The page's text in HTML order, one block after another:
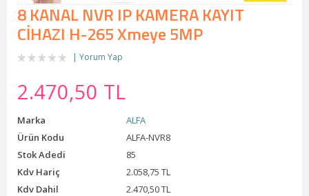
8 KANAL NVR IP KAMERA KAYIT
CİHAZI H-265 Xmeye 5MP
Yorum Yap
2.470,50 TL
Marka
ALFA
Ürün Kodu
ALFA-NVR8
Stok Adedi
85
Kdv Hariç
2.058,75 TL
Kdv Dahil
2.470,50 TL